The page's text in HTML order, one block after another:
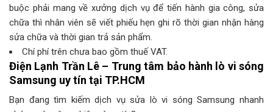
buộc phải mang về xưởng dịch vụ để tiến hành gia công, sửa
chữa thì nhân viên sẽ viết phiếu hẹn ghi rõ thời gian nhận hàng
sửa chữa và thời gian trả sản phẩm.
Chí phí trên chưa bao gồm thuế VAT.
Điện Lạnh Trần Lê – Trung tâm bảo hành lò vi sóng
Samsung uy tín tại TP.HCM
Bạn đang tìm kiếm dịch vụ sửa lò vi sóng Samsung nhanh